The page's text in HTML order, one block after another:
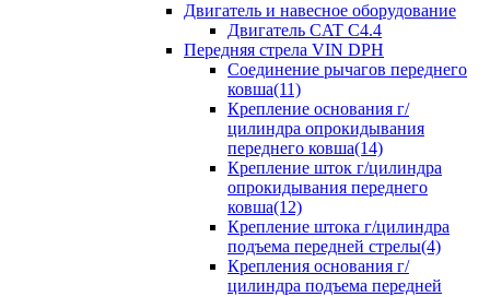
Двигатель и навесное оборудование
Двигатель CAT C4.4
Передняя стрела VIN DPH
Cоединение рычагов переднего
ковша(11)
Крепление основания г/
цилиндра опрокидывания
переднего ковша(14)
Крепление шток г/цилиндра
опрокидывания переднего
ковша(12)
Крепление штока г/цилиндра
подъема передней стрелы(4)
Крепления основания г/
цилиндра подъема передней